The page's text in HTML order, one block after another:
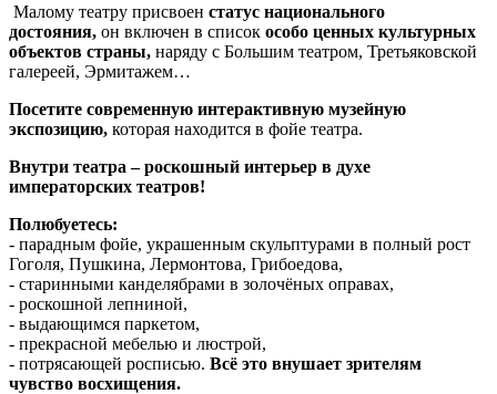
Малому театру присвоен статус национального
достояния, он включен в список особо ценных культурных
объектов страны, наряду с Большим театром, Третьяковской
галереей, Эрмитажем…
Посетите современную интерактивную музейную
экспозицию, которая находится в фойе театра.
Внутри театра – роскошный интерьер в духе
императорских театров!
Полюбуетесь:
- парадным фойе, украшенным скульптурами в полный рост
Гоголя, Пушкина, Лермонтова, Грибоедова,
- старинными канделябрами в золочёных оправах,
- роскошной лепниной,
- выдающимся паркетом,
- прекрасной мебелью и люстрой,
- потрясающей росписью. Всё это внушает зрителям
чувство восхищения.